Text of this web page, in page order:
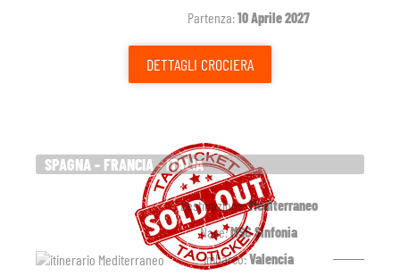
Partenza:10 Aprile 2027
DETTAGLI CROCIERA
SPAGNA - FRANCIA - ITALIA
Destinazione:Mediterraneo
Nave:MSC Sinfonia
Imbarco:Valencia